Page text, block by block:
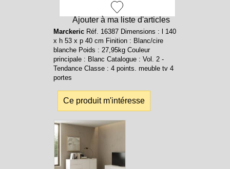
Ajouter à ma liste d'articles
MarckericRéf. 16387 Dimensions : l 140
x h 53 x p 40 cm Finition : Blanc/cire
blanche Poids : 27,95kg Couleur
principale : Blanc Catalogue : Vol. 2 -
Tendance Classe : 4 points. meuble tv 4
portes
Ce produit m'intéresse